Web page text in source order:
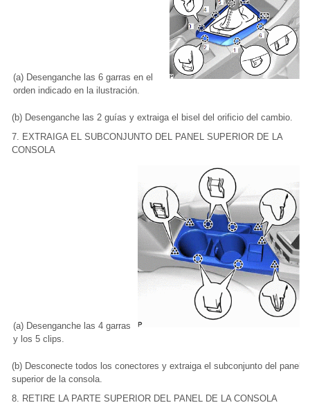
(a) Desenganche las 6 garras en el
orden indicado en la ilustración.
(b) Desenganche las 2 guías y extraiga el bisel del orificio del cambio.
7. EXTRAIGA EL SUBCONJUNTO DEL PANEL SUPERIOR DE LA
CONSOLA
(a) Desenganche las 4 garras
y los 5 clips.
(b) Desconecte todos los conectores y extraiga el subconjunto del panel
superior de la consola.
8. RETIRE LA PARTE SUPERIOR DEL PANEL DE LA CONSOLA